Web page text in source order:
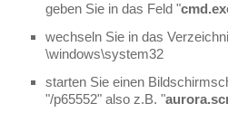
geben Sie in das Feld "
wechseln Sie in das
\windows\system32
starten Sie einen
"/p65552" also z.B. "